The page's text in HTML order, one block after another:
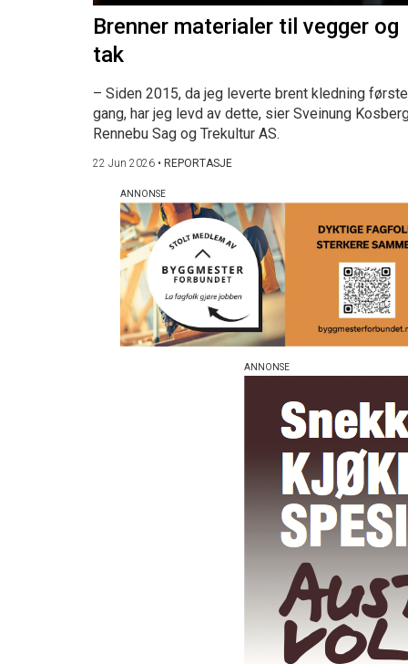
Brenner materialer til vegger og
tak
– Siden 2015, da jeg leverte brent kledning første
gang, har jeg levd av dette, sier Sveinung
Rennebu Sag og Trekultur AS.
22 Jun 2026 • REPORTASJE